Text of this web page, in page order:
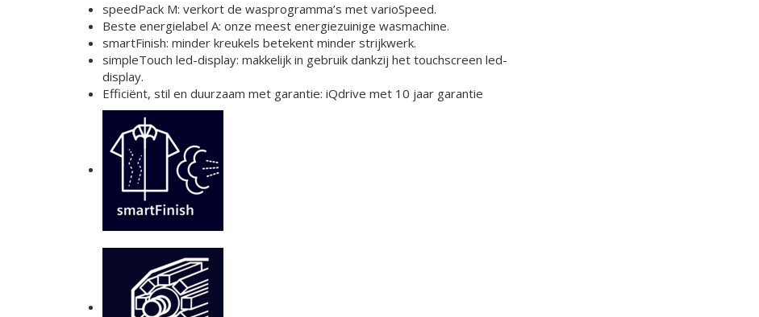
speedPack M: verkort de wasprogramma’s met varioSpeed.
Beste energielabel A: onze meest energiezuinige wasmachine.
smartFinish: minder kreukels betekent minder strijkwerk.
simpleTouch led-display: makkelijk in gebruik dankzij het touchscreen led-
display.
Efficiënt, stil en duurzaam met garantie: iQdrive met 10 jaar garantie